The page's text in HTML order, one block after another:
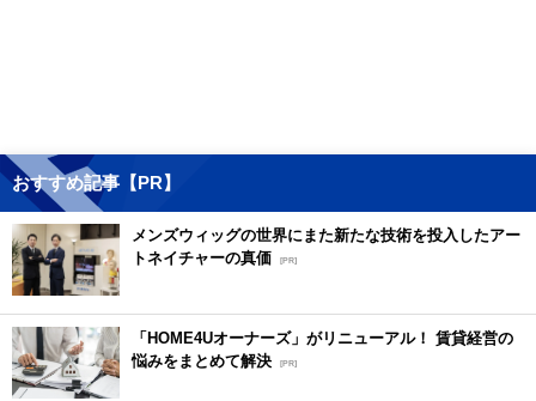
おすすめ記事【PR】
メンズウィッグの世界にまた新たな技術を投入したアー
トネイチャーの真価
[PR]
「HOME4Uオーナーズ」がリニューアル！ 賃貸経営の
悩みをまとめて解決 [PR]